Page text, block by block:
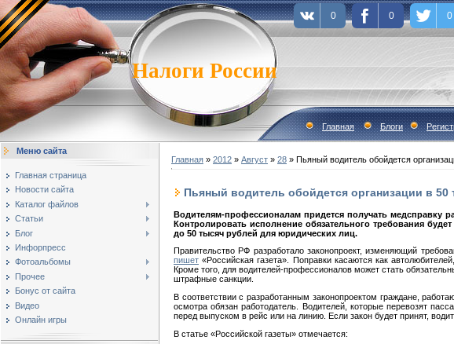
Налоги России
Главная Блоги
Меню сайта
Главная страница
Новости сайта
Каталог файлов
Статьи
Блог
Инфорпресс
Фотоальбомы
Прочее
Бонус от сайта
Видео
Онлайн игры
Главная » 2012 » Август » 28 » Пьяный водитель обойдется
Пьяный водитель обойдется организации в
Водителям-профессионалам придется получать
Контролировать исполнение обязательного требования
до 50 тысяч рублей для юридических лиц.
Правительство РФ разработало законопроект, изменяющий
пишет «Российская газета». Поправки касаются как
Кроме того, для водителей-профессионалов может стать
штрафные санкции.
В соответствии с разработанным законопроектом граждане,
осмотра обязан работодатель. Водителей, которые перевозят
перед выпуском в рейс или на линию. Если закон будет принят,
В статье «Российской газеты» отмечается:
0 0 0